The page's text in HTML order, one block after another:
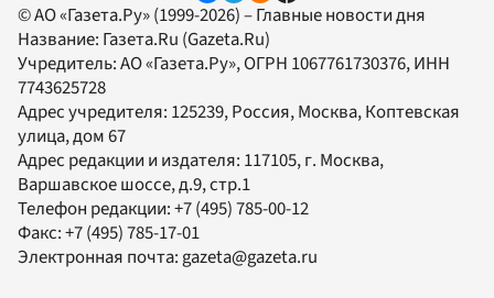
© АО «Газета.Ру» (1999-2026) – Главные новости дня
Название: Газета.Ru (Gazeta.Ru)
Учредитель:АО «Газета.Ру», ОГРН 1067761730376, ИНН
7743625728
Адрес учредителя: 125239, Россия, Москва, Коптевская
улица, дом 67
Адрес редакции и издателя: 117105, г. Москва,
Варшавское шоссе, д.9, стр.1
Телефон редакции:+7 (495) 785-00-12
Факс:+7 (495) 785-17-01
Электронная почта: gazeta@gazeta.ru